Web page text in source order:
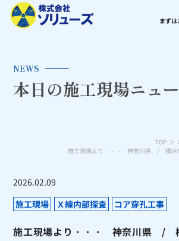
NEWS
本日の施工現場ニュ
TOP
施工現場より・・・ 神奈川県 /
2026.02.09
施工現場
Ｘ線内部探査 コア穿孔工事
施工現場より・・・ 神奈川県